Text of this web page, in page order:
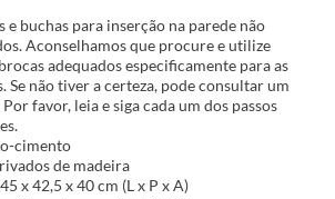
e buchas para inserção na parede não
Aconselhamos que procure e utilize
adequados especificamente para as
Se não tiver a certeza, pode consultar um
favor, leia e siga cada um dos passos
cimento
de madeira
x 42,5 x 40 cm (L x P x A)